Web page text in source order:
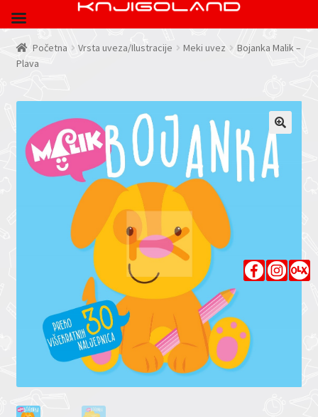
Početna Vrsta uveza/Ilustracije Meki uvez
Bojanka Malik –
Plava